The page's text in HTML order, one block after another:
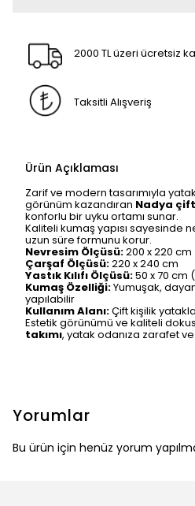
2000 TL üzeri ücretsiz
Taksitli Alışveriş
Ürün Açıklaması
Zarif ve modern tasarımıyla
görünüm kazandıran Nadya
konforlu bir uyku ortamı sunar.
Kaliteli kumaş yapısı sayesinde
uzun süre formunu korur.
Nevresim Ölçüsü:200 x 220 cm
Çarşaf Ölçüsü:220 x 240 cm
Yastık Kılıfı Ölçüsü:50 x 70 cm
Kumaş Özelliği:Yumuşak,
yapılabilir
Kullanım Alanı:Çift kişilik
Estetik görünümü ve kaliteli
takımı, yatak odanıza zarafet ve
Yorumlar
Bu ürün için henüz yorum